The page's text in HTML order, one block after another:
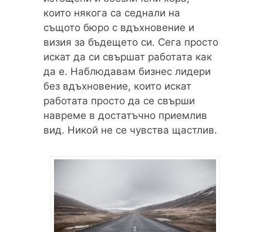
които някога са седнали на
същото бюро с вдъхновение и
визия за бъдещето си. Сега просто
искат да си свършат работата как
да е. Наблюдавам бизнес лидери
без вдъхновение, които искат
работата просто да се свърши
навреме в достатъчно приемлив
вид. Никой не се чувства щастлив.